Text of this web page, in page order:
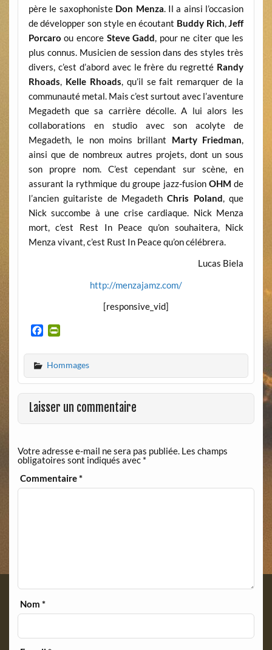
père le saxophoniste Don Menza. Il a ainsi l’occasion
de développer son style en écoutant Buddy Rich,Jeff
Porcaro ou encore Steve Gadd, pour ne citer que les
plus connus. Musicien de session dans des styles très
divers, c’est d’abord avec le frère du regretté Randy
Rhoads, Kelle Rhoads, qu’il se fait remarquer de la
communauté metal. Mais c’est surtout avec l’aventure
Megadeth que sa carrière décolle. A lui alors les
collaborations en studio avec son acolyte de
Megadeth, le non moins brillant Marty Friedman,
ainsi que de nombreux autres projets, dont un sous
son propre nom. C’est cependant sur scène, en
assurant la rythmique du groupe jazz-fusionOHM de
l’ancien guitariste de MegadethChris Poland, que
Nick succombe à une crise cardiaque. Nick Menza
mort, c’est Rest In Peace qu’on souhaitera, Nick
Menza vivant, c’est Rust In Peace qu’on célébrera.
Lucas Biela
http://menzajamz.com/
[responsive_vid]
c
e
b
o
o
k
i
n
t
F
r
e
d
l
y
Hommages
Laisser un commentaire
Votre adresse e-mail ne sera pas publiée. Les champs
obligatoires sont indiqués avec *
Commentaire*
Nom*